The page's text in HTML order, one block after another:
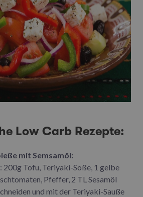
Low Carb Rezepte:
mit Semsamöl:
200g Tofu, Teriyaki-Soße, 1 gelbe
Pfeffer, 2 TL Sesamöl
und mit der Teriyaki-Sauße